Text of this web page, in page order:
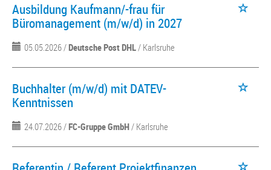
Ausbildung Kaufmann/-frau für
Büromanagement (m/w/d) in 2027
05.05.2026 /Deutsche Post DHL/ Karlsruhe
Buchhalter (m/w/d) mit DATEV-
Kenntnissen
24.07.2026 /FC-Gruppe GmbH/ Karlsruhe